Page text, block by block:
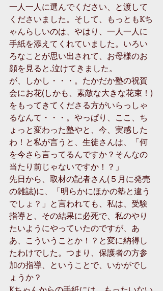
一人一人に選んでください、と渡して
くださいました。そして、もっともKち
ゃんらしいのは、やはり、一人一人に
手紙を添えてくれていました。いろい
ろなことが思い出されて、お母様のお
顔を見ると,泣けてきました。
が、しかし・・・。たかだか塾の祝賀
会にお花(しかも、素敵な大きな花束！)
をもってきてくださる方がいらっしゃ
るなんて・・・。やっぱり、ここ、ち
ょっと変わった塾やと、今、実感した
わ！と私が言うと、生徒さんは、「何
を今さら言ってるんですか？そんなの
当たり前じゃないですか！？」
先日から、取材の記者さん(５月に発売
の雑誌)に、「明らかにほかの塾と違う
でしょ？」と言われても、私は、受験
指導と、その結果に必死で、私のやり
たいようにやっていたのですが、あ
あ、こういうことか！？と変に納得し
たわけでした。つまり、保護者の方参
加の指導、ということで、いかがでし
ょうか？